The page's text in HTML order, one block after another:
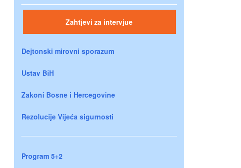
Zahtjevi za intervjue
Dejtonski mirovni sporazum
Ustav BiH
Zakoni Bosne i Hercegovine
Rezolucije Vijeća sigurnosti
Program 5+2